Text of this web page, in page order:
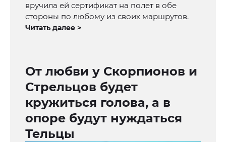
вручила ей сертификат на полет в обе
стороны по любому из своих маршрутов.
Читать далее >
От любви у Скорпионов и
Стрельцов будет
кружиться голова, а в
опоре будут нуждаться
Тельцы